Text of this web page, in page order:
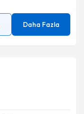
Daha Fazla